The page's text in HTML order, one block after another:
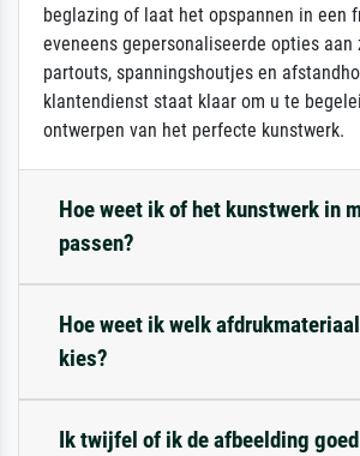
beglazing of laat het opspannen in een
eveneens gepersonaliseerde opties aan
partouts, spanningshoutjes en
klantendienst staat klaar om u te
ontwerpen van het perfecte kunstwerk.
Hoe weet ik of het kunstwerk in
passen?
Hoe weet ik welk
kies?
Ik twijfel of ik de afbeelding